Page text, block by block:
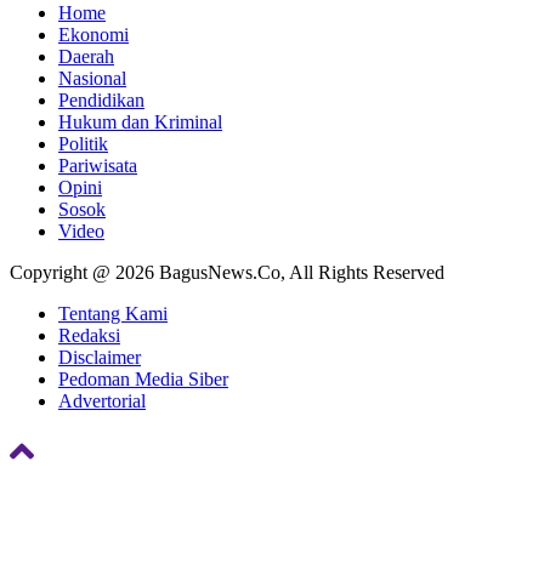
Home
Ekonomi
Daerah
Nasional
Pendidikan
Hukum dan Kriminal
Politik
Pariwisata
Opini
Sosok
Video
Copyright @ 2026 BagusNews.Co, All Rights Reserved
Tentang Kami
Redaksi
Disclaimer
Pedoman Media Siber
Advertorial